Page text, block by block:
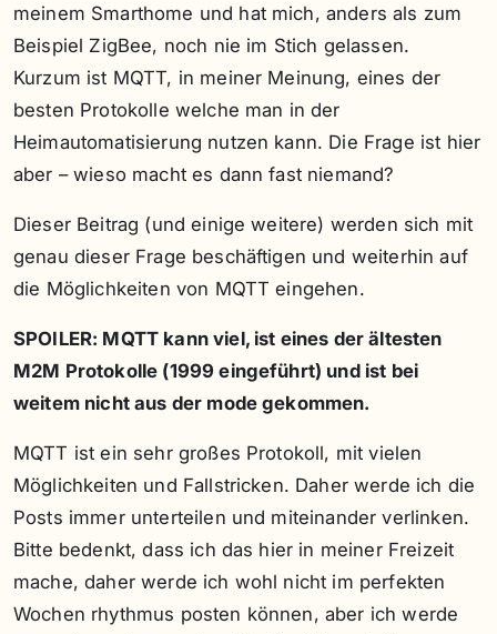
meinem Smarthome und hat mich, anders als zum
Beispiel ZigBee, noch nie im Stich gelassen.
Kurzum ist MQTT, in meiner Meinung, eines der
besten Protokolle welche man in der
Heimautomatisierung nutzen kann. Die Frage ist hier
aber – wieso macht es dann fast niemand?
Dieser Beitrag (und einige weitere) werden sich mit
genau dieser Frage beschäftigen und weiterhin auf
die Möglichkeiten von MQTT eingehen.
SPOILER: MQTT kann viel, ist eines der ältesten
M2M Protokolle (1999 eingeführt) und ist bei
weitem nicht aus der mode gekommen.
MQTT ist ein sehr großes Protokoll, mit vielen
Möglichkeiten und Fallstricken. Daher werde ich die
Posts immer unterteilen und miteinander verlinken.
Bitte bedenkt, dass ich das hier in meiner Freizeit
mache, daher werde ich wohl nicht im perfekten
Wochen rhythmus posten können, aber ich werde